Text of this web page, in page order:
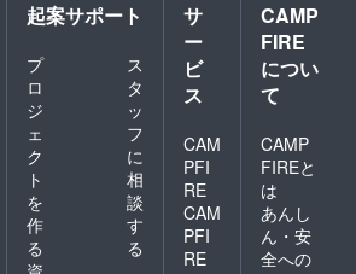
起案サポート
プ
ロ
ジ
ェ
ク
ト
を
作
る
ス
タ
ッ
フ
に
相
談
す
る
サ
ー
ビ
ス
CAM
PFI
RE
CAM
PFI
RE
CAMP
FIRE
につい
て
CAMP
FIREと
は
あんし
ん・安
全への